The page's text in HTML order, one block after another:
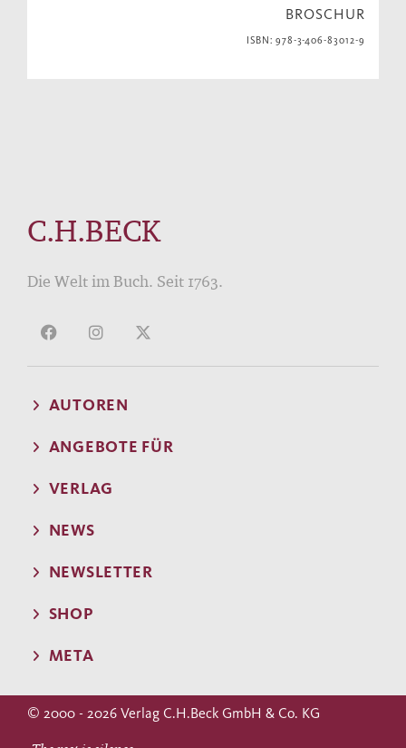
BROSCHUR
ISBN: 978-3-406-83012-9
C.H.BECK
Die Welt im Buch. Seit 1763.
AUTOREN
ANGEBOTE FÜR
VERLAG
NEWS
NEWSLETTER
SHOP
META
© 2000 - 2026 Verlag C.H.Beck GmbH & Co. KG